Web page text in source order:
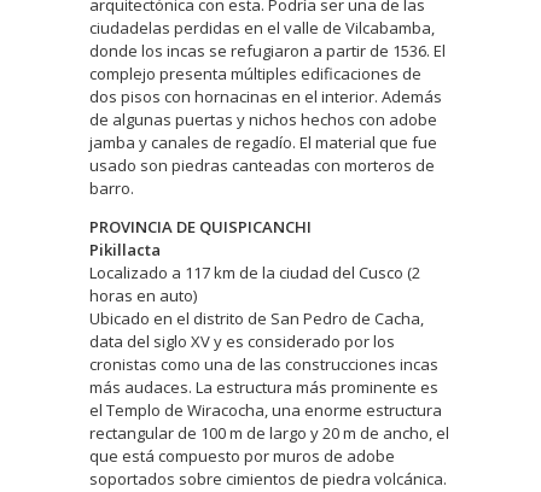
arquitectónica con esta. Podría ser una de las
ciudadelas perdidas en el valle de Vilcabamba,
donde los incas se refugiaron a partir de 1536. El
complejo presenta múltiples edificaciones de
dos pisos con hornacinas en el interior. Además
de algunas puertas y nichos hechos con adobe
jamba y canales de regadío. El material que fue
usado son piedras canteadas con morteros de
barro.
PROVINCIA DE QUISPICANCHI
Pikillacta
Localizado a 117 km de la ciudad del Cusco (2
horas en auto)
Ubicado en el distrito de San Pedro de Cacha,
data del siglo XV y es considerado por los
cronistas como una de las construcciones incas
más audaces. La estructura más prominente es
el Templo de Wiracocha, una enorme estructura
rectangular de 100 m de largo y 20 m de ancho, el
que está compuesto por muros de adobe
soportados sobre cimientos de piedra volcánica.